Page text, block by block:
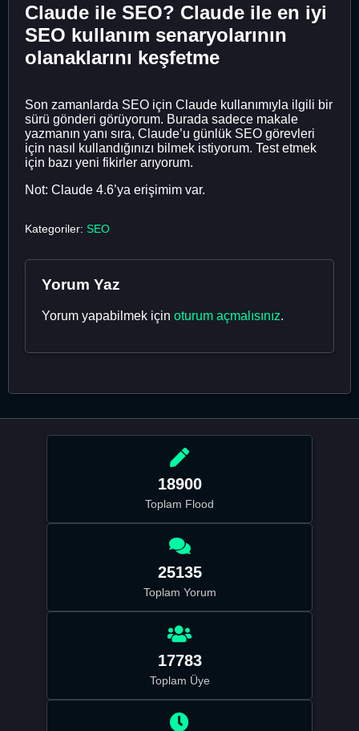
Claude ile SEO? Claude ile en iyi
SEO kullanım senaryolarının
olanaklarını keşfetme
Son zamanlarda SEO için Claude kullanımıyla ilgili bir
sürü gönderi görüyorum. Burada sadece makale
yazmanın yanı sıra, Claude’u günlük SEO görevleri
için nasıl kullandığınızı bilmek istiyorum. Test etmek
için bazı yeni fikirler arıyorum.
Not: Claude 4.6’ya erişimim var.
Kategoriler: SEO
Yorum Yaz
Yorum yapabilmek için oturum açmalısınız.
18900
Toplam Flood
25135
Toplam Yorum
17783
Toplam Üye